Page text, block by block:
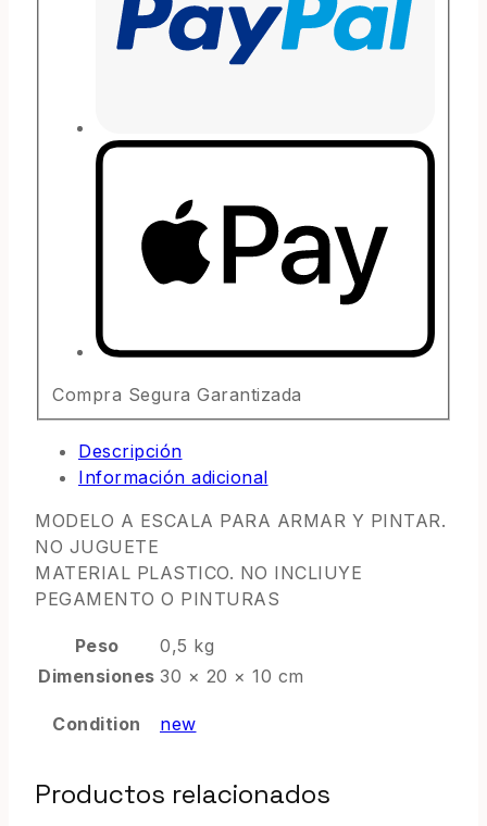
Compra Segura Garantizada
Descripción
Información adicional
MODELO A ESCALA PARA ARMAR Y PINTAR.
NO JUGUETE
MATERIAL PLASTICO. NO INCLIUYE
PEGAMENTO O PINTURAS
Peso
0,5 kg
Dimensiones 30 × 20 × 10 cm
Condition new
Productos relacionados